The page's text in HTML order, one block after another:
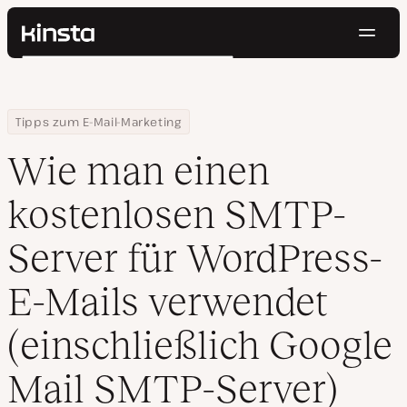
Kinsta®
Preise
Kontakt
Suchen
Home
Ressourcen Center
Tipps zum E-Mail-Marketing
Wie man einen kostenlosen SMTP-Server für WordPress-E-
Wie man einen
kostenlosen SMTP-
Server für WordPress-
E-Mails verwendet
(einschließlich Google
Mail SMTP-Server)